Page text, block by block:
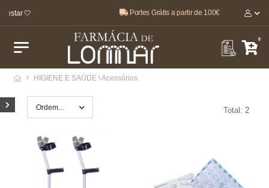
estar 🤍 Portes Grátis a partir de 100€
0
HIGIENE E SAÚDE \ Acessórios
Total: 2